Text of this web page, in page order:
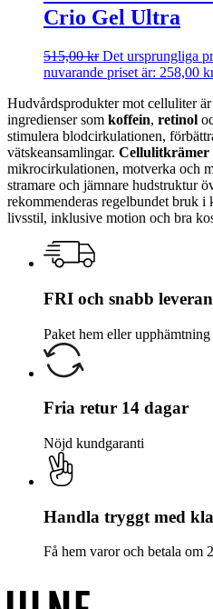
Crio Gel Ultra
515,00kr Det ursprungliga
nuvarande priset är: 258,00
Hudvårdsprodukter mot celluliter
ingredienser som koffein, retinol
stimulera blodcirkulationen,
vätskeansamlingar. Cellulitkrämer
mikrocirkulationen, motverka och
stramare och jämnare hudstruktur
rekommenderas regelbundet bruk i
livsstil, inklusive motion och bra
FRI och snabb
Paket hem eller upphämtning
Fria retur 14 dagar
Nöjd kundgaranti
Handla tryggt med
Få hem varor och betala om